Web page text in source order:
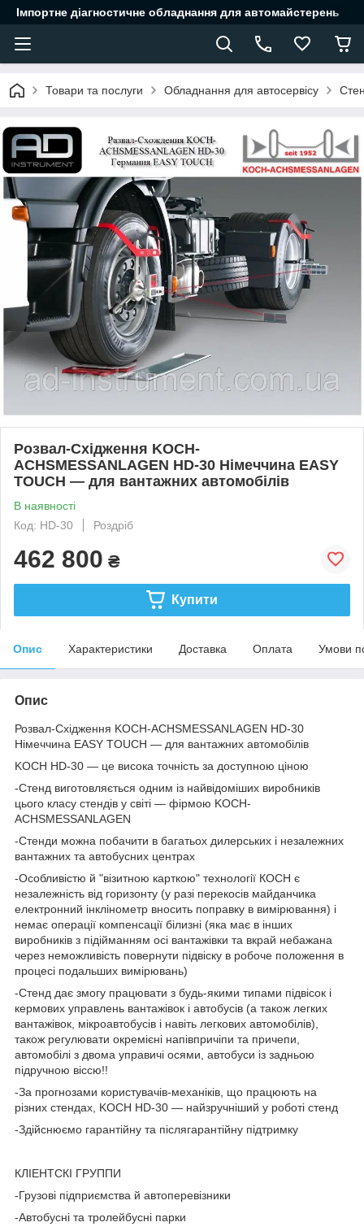
Імпортне діагностичне обладнання для автомайстерень
Товари та послуги Обладнання для автосервісу
Розвал-Східження KOCH-
ACHSMESSANLAGEN HD-30 Німеччина EASY
TOUCH — для вантажних автомобілів
В наявності
Код: HD-30
Роздріб
462 800 ₴
Купити
Опис Характеристики Доставка Оплата Умови
Опис
Розвал-Східження KOCH-ACHSMESSANLAGEN HD-30
Німеччина EASY TOUCH — для вантажних автомобілів
KOCH HD-30 — це висока точність за доступною ціною
-Стенд виготовляється одним із найвідоміших виробників
цього класу стендів у світі — фірмою KOCH-
ACHSMESSANLAGEN
-Стенди можна побачити в багатьох дилерських і незалежних
вантажних та автобусних центрах
-Особливістю й "візитною карткою" технології КОСН є
незалежність від горизонту (у разі перекосів майданчика
електронний інклінометр вносить поправку в вимірювання) і
немає операції компенсації білизні (яка має в інших
виробників з підійманням осі вантажівки та вкрай небажана
через неможливість повернути підвіску в робоче положення в
процесі подальших вимірювань)
-Стенд дає змогу працювати з будь-якими типами підвісок і
кермових управлень вантажівок і автобусів (а також легких
вантажівок, мікроавтобусів і навіть легкових автомобілів),
також регулювати окремієні напівпричіпи та причепи,
автомобілі з двома управичі осями, автобуси із задньою
підручною віссю!!
-За прогнозами користувачів-механіків, що працюють на
різних стендах, KOCH HD-30 — найзручніший у роботі стенд
-Здійснюємо гарантійну та післягарантійну підтримку
КЛІЕНТСКІ ГРУППИ
-Грузові підприємства й автоперевізники
-Автобусні та тролейбусні парки